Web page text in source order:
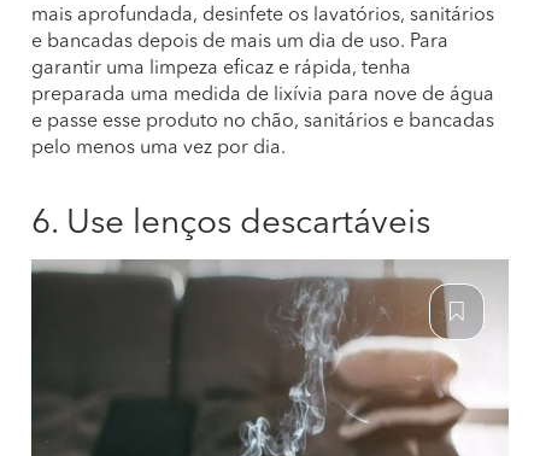
mais aprofundada, desinfete os lavatórios, sanitários
e bancadas depois de mais um dia de uso. Para
garantir uma limpeza eficaz e rápida, tenha
preparada uma medida de lixívia para nove de água
e passe esse produto no chão, sanitários e bancadas
pelo menos uma vez por dia.
6. Use lenços descartáveis